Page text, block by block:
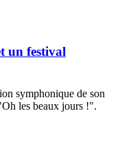
un festival
symphonique de son
les beaux jours !".